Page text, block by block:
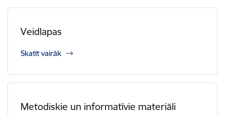
Veidlapas
Skatīt vairāk
Metodiskie un informatīvie materiāli